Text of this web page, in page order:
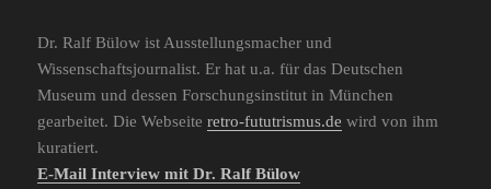
Dr. Ralf Bülow ist Ausstellungsmacher und
Wissenschaftsjournalist. Er hat u.a. für das Deutschen
Museum und dessen Forschungsinstitut in München
gearbeitet. Die Webseiteretro-fututrismus.de wird von ihm
kuratiert.
E-Mail Interview mit Dr. Ralf Bülow